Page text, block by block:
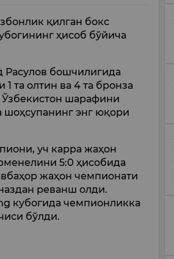
қилган бокс
ҳисоб бўйича
Расулов бошчилигида
та олтин ва 4 та бронза
Ўзбекистон шарафини
энг юқори
уч карра жаҳон
5:0 ҳисобида
жаҳон чемпионати
реванш олди.
кубогида чемпионликка
бўлди.